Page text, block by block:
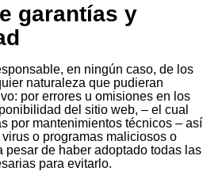
garantías y
en ningún caso, de los
naturaleza que pudieran
por errores u omisiones en los
del sitio web, – el cual
por mantenimientos técnicos – así
o programas maliciosos o
pesar de haber adoptado todas las
para evitarlo.